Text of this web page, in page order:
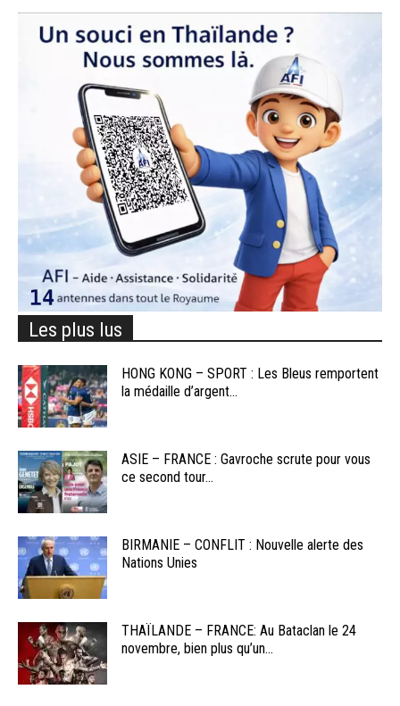
Les plus lus
HONG KONG – SPORT : Les Bleus remportent
la médaille d’argent...
ASIE – FRANCE : Gavroche scrute pour vous
ce second tour...
BIRMANIE – CONFLIT : Nouvelle alerte des
Nations Unies
THAÏLANDE – FRANCE: Au Bataclan le 24
novembre, bien plus qu’un...